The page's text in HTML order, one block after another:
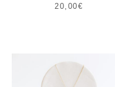
20,00€